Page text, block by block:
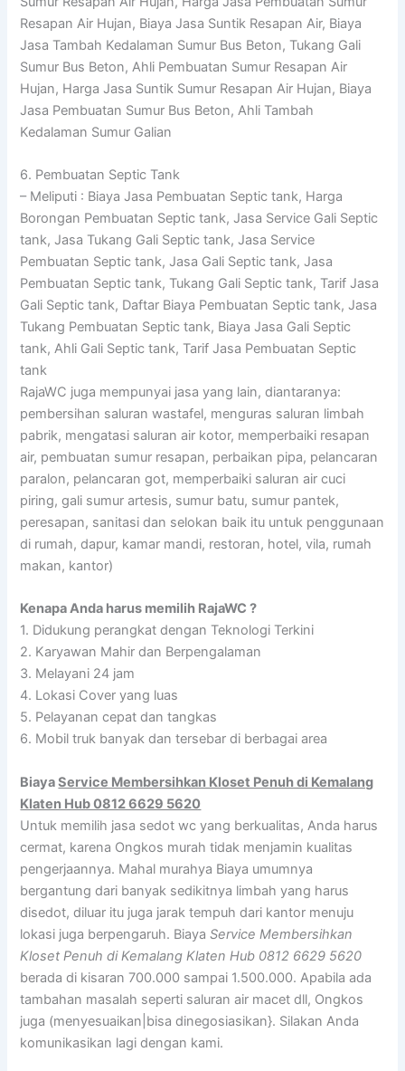
Resapan Air Hujan, Biaya Jasa Suntik Resapan Air, Biaya
Jasa Tambah Kedalaman Sumur Bus Beton, Tukang Gali
Sumur Bus Beton, Ahli Pembuatan Sumur Resapan Air
Hujan, Harga Jasa Suntik Sumur Resapan Air Hujan, Biaya
Jasa Pembuatan Sumur Bus Beton, Ahli Tambah
Kedalaman Sumur Galian
6. Pembuatan Septic Tank
– Meliputi : Biaya Jasa Pembuatan Septic tank, Harga
Borongan Pembuatan Septic tank, Jasa Service Gali Septic
tank, Jasa Tukang Gali Septic tank, Jasa Service
Pembuatan Septic tank, Jasa Gali Septic tank, Jasa
Pembuatan Septic tank, Tukang Gali Septic tank, Tarif Jasa
Gali Septic tank, Daftar Biaya Pembuatan Septic tank, Jasa
Tukang Pembuatan Septic tank, Biaya Jasa Gali Septic
tank, Ahli Gali Septic tank, Tarif Jasa Pembuatan Septic
tank
RajaWC juga mempunyai jasa yang lain, diantaranya:
pembersihan saluran wastafel, menguras saluran limbah
pabrik, mengatasi saluran air kotor, memperbaiki resapan
air, pembuatan sumur resapan, perbaikan pipa, pelancaran
paralon, pelancaran got, memperbaiki saluran air cuci
piring, gali sumur artesis, sumur batu, sumur pantek,
peresapan, sanitasi dan selokan baik itu untuk penggunaan
di rumah, dapur, kamar mandi, restoran, hotel, vila, rumah
makan, kantor)
Kenapa Anda harus memilih RajaWC ?
1. Didukung perangkat dengan Teknologi Terkini
2. Karyawan Mahir dan Berpengalaman
3. Melayani 24 jam
4. Lokasi Cover yang luas
5. Pelayanan cepat dan tangkas
6. Mobil truk banyak dan tersebar di berbagai area
BiayaService Membersihkan Kloset Penuh di Kemalang
Klaten Hub 0812 6629 5620
Untuk memilih jasa sedot wc yang berkualitas, Anda harus
cermat, karena Ongkos murah tidak menjamin kualitas
pengerjaannya. Mahal murahya Biaya umumnya
bergantung dari banyak sedikitnya limbah yang harus
disedot, diluar itu juga jarak tempuh dari kantor menuju
lokasi juga berpengaruh. BiayaService Membersihkan
Kloset Penuh di Kemalang Klaten Hub 0812 6629 5620
berada di kisaran 700.000 sampai 1.500.000. Apabila ada
tambahan masalah seperti saluran air macet dll, Ongkos
juga (menyesuaikan|bisa dinegosiasikan}. Silakan Anda
komunikasikan lagi dengan kami.